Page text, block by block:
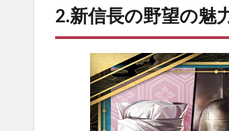
り競争
したり
する！
1.3
3.新
信長
の野
望の
2.新信長の野望の魅